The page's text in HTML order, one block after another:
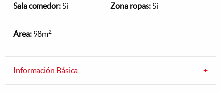
Sala comedor:Si Zona ropas:Si
Área: 98m2
Información Básica